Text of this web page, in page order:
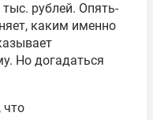
тыс. рублей. Опять-
каким именно
Но догадаться
что